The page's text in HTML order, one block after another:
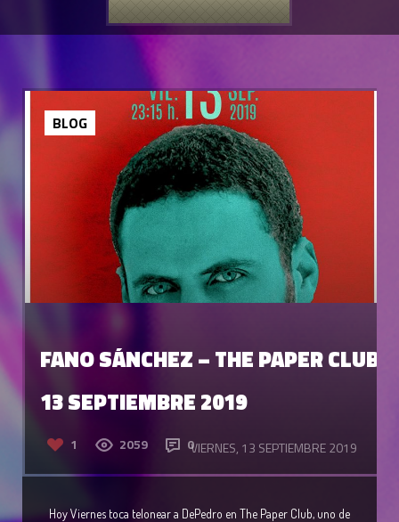
FANO SÁNCHEZ – THE PAPER CLUB
13 SEPTIEMBRE 2019
1 2059 0VIERNES, 13 SEPTIEMBRE 2019
BLOG
Hoy Viernes toca telonear a DePedro en The Paper Club, uno de